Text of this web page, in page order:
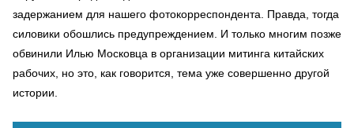
задержанием для нашего фотокорреспондента. Правда, тогда
силовики обошлись предупреждением. И только многим позже
обвинили Илью Московца в организации митинга китайских
рабочих, но это, как говорится, тема уже совершенно другой
истории.